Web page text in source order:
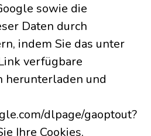
sowie die
Daten durch
indem Sie das unter
verfügbare
herunterladen und
dlpage/gaoptout?
Ihre Cookies,